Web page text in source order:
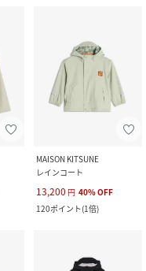
MAISON KITSUNE
レインコート
13,200 円 40%OFF
120ポイント(1倍)